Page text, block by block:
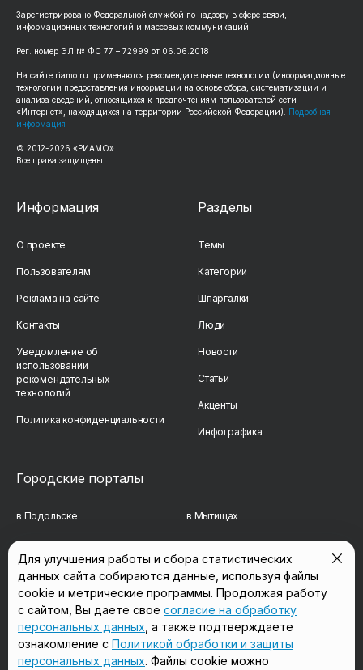
Зарегистрировано Федеральной службой по надзору в сфере связи,
информационных технологий и массовых коммуникаций
Рег. номер ЭЛ № ФС 77 – 72999 от 06.06.2018
На сайте riamo.ru применяются рекомендательные технологии (информационные
технологии предоставления информации на основе сбора, систематизации и
анализа сведений, относящихся к предпочтениям пользователей сети
«Интернет», находящихся на территории Российской Федерации). Подробная
информация
© 2012-2026 «РИАМО».
Все права защищены
Информация
О проекте
Пользователям
Реклама на сайте
Контакты
Уведомление об
использовании
рекомендательных
технологий
Политика конфиденциальности
Разделы
Темы
Категории
Шпаргалки
Люди
Новости
Статьи
Акценты
Инфографика
Городские порталы
в Подольске в Мытищах
в Сергиевом Посаде в Люберцах
в Красногорске в Королёве
в Домодедово в Щёлково
Для улучшения работы и сбора статистических
данных сайта собираются данные, используя файлы
cookie и метрические программы. Продолжая работу
с сайтом, Вы даете свое согласие на обработку
персональных данных , а также подтверждаете
ознакомление с Политикой обработки и защиты
персональных данных. Файлы cookie можно